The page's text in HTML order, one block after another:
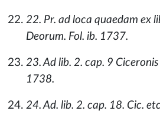
22. Pr. ad loca quaedam ex
Deorum. Fol. ib. 1737.
23. Ad lib. 2. cap. 9
1738.
24. Ad. lib. 2. cap. 18. Cic.